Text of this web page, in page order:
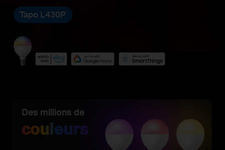
Tapo L430P
Des millions de
couleurs